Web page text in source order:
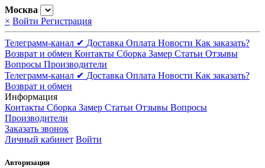
Москва
× Войти Регистрация
Телеграмм-канал ✔ Доставка Оплата Новости Как заказать?
Возврат и обмен Контакты Сборка Замер Статьи Отзывы
Вопросы Производители
Телеграмм-канал ✔ Доставка Оплата Новости Как заказать?
Возврат и обмен
Информация
Контакты Сборка Замер Статьи Отзывы Вопросы
Производители
Заказать звонок
Личный кабинет Войти
Авторизация